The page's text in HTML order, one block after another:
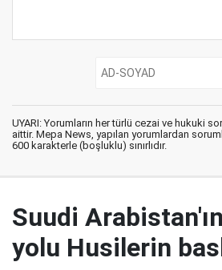
UYARI: Yorumların her türlü cezai ve hukuki
aittir. Mepa News, yapılan yorumlardan
600 karakterle (boşluklu) sınırlıdır.
Suudi
yolu Husilerin